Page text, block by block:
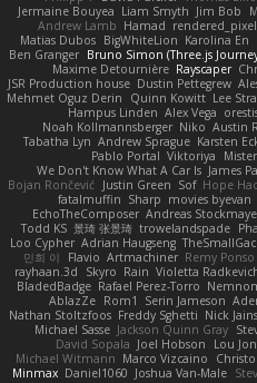
Jermaine Bouyea Liam Smyth Jim Bob
Andrew Lamb Hamad rendered_pixel
Matias Dubos BigWhiteLion Karolina En
Ben Granger Bruno Simon (Three.js
Maxime Detournière Rayscaper
JSR Production house Dustin Pettegrew
Mehmet Oguz Derin
Quinn Kowitt Lee
Hampus Linden Alex Vega
Noah Kollmannsberger Niko Austin
Tabatha Lyn Andrew Sprague Karsten
Pablo Portal Viktoriya
We Don't Know What A Car Is James
Bojan Rončević Justin Green Sof Hope
fatalmuffin Sharp movies byevan
EchoTheComposer Andreas
Todd KS 景琦 张景琦 trowelandspade
Loo Cypher Adrian Haugseng
민희 이
Flavio Artmachiner Remy Ponso
rayhaan.3d
Skyro Rain Violetta
BladedBadge Rafael Perez-Torro
AblazZe Rom1 Serin Jameson
Nathan Stoltzfoos Freddy Sghetti Nick
Michael Sasse Jackson Quinn Gray
David Sopala Joel Hobson Lou
Michael Witmann Marco Vizcaino
Minmax Daniel1060 Joshua Van-Male